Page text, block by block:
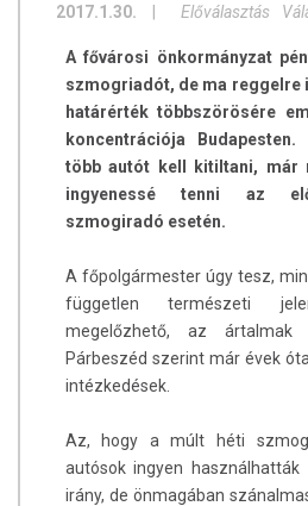
2017.1.30. Előválasztás
A fővárosi önkormányzat
szmogriadót, de ma reggelre
határérték többszörösére
koncentrációja
több autót kell kitiltani, már
ingyenessé tenni az
szmogiradó esetén.
A főpolgármester úgy tesz,
független természeti
megelőzhető, az ártalmak
Párbeszéd szerint már évek
intézkedések.
Az, hogy a múlt héti
autósok ingyen
irány, de önmagában